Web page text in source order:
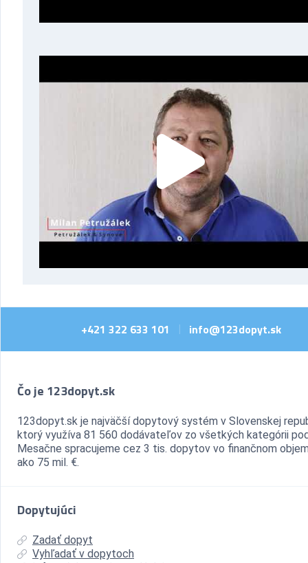
+421 322 633 101 info@123dopyt.sk
Čo je 123dopyt.sk
123dopyt.sk je najväčší dopytový systém v Slovenskej
ktorý využíva 81 560 dodávateľov zo všetkých kategórii
Mesačne spracujeme cez 3 tis. dopytov vo finančnom
ako 75 mil. €.
Dopytujúci
Zadať dopyt
Vyhľadať v dopytoch